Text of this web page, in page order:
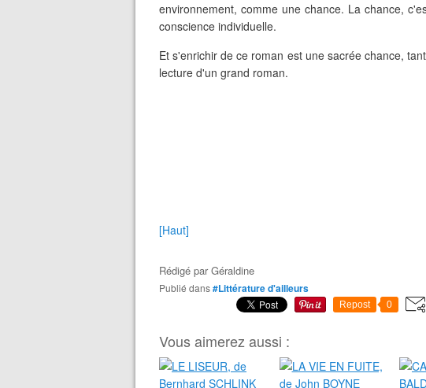
environnement, comme une chance. La chance,
conscience individuelle.
Et s'enrichir de ce roman est une sacrée chance,
lecture d'un grand roman.
[Haut]
Rédigé parGéraldine
Publié dans#Littérature d'ailleurs
Repost 0
Vous aimerez aussi :